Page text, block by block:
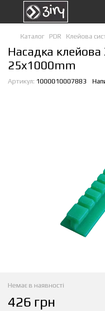
Каталог PDR Клейова
Насадка клейова
25x1000mm
Артикул: 1000010007883
Немає в наявності
426 грн